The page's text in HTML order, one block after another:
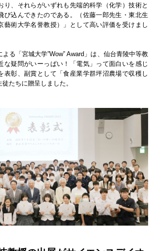
り、それらがいずれも先端的科学（化学）技術と
び込んできたのである。（佐藤一郎先生・東北生
藝術大学名誉教授）」として高い評価を受けまし
る「宮城大学”Wow” Award」は、仙台青陵中等教
な疑問がいーっぱい！「電気」って面白いを感じ
表彰、副賞として「食産業学群坪沼農場で収穫し
たちに贈呈しました。